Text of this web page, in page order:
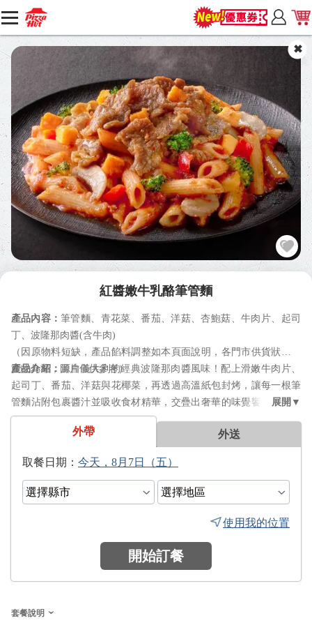
紅醬嫩牛乳酪筆管麵
筆管麵、青花菜、番茄、洋菇、杏鮑菇、牛肉片、起司
丁、波隆那肉醬(含牛肉)
（因原物料短缺，產品餡料調整如本頁面說明，各門市供貨狀況以
實物為準，圖片僅供參考）
源自義大利的經典波隆那肉醬風味！配上滑嫩牛肉片、
起司丁、番茄、洋菇與花椰菜，再透過高溫紙包封烤，讓每一根筆
管麵沾附包裹醬汁並吸收食材精華，交疊出奢華的味覺饗宴，讓你
一口接著一口！
外帶 外送
日期：
使用我的位置
開始訂餐
套餐說明